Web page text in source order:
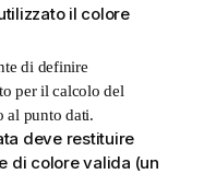
il colore
di definire
per il calcolo del
al punto dati.
deve restituire
di colore valida (un